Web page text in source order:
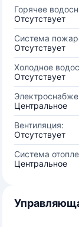
Горячее
Отсутствует
Система
Отсутствует
Холодное
Отсутствует
Центральное
Вентиляция:
Отсутствует
Система
Центральное